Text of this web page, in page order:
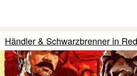
Händler & Schwarzbrenner in